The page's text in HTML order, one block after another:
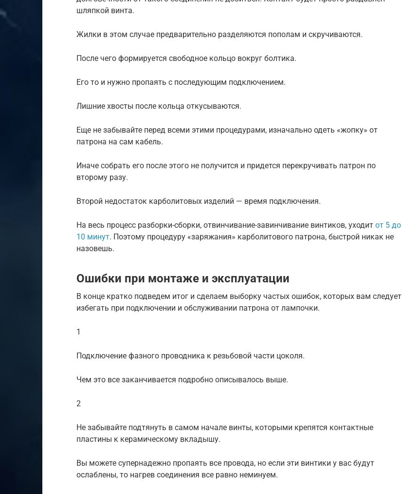
шляпкой винта.
Жилки в этом случае предварительно разделяются пополам и скручиваются.
После чего формируется свободное кольцо вокруг болтика.
Его то и нужно пропаять с последующим подключением.
Лишние хвосты после кольца откусываются.
Еще не забывайте перед всеми этими процедурами, изначально одеть «жопку» от
патрона на сам кабель.
Иначе собрать его после этого не получится и придется перекручивать патрон по
второму разу.
Второй недостаток карболитовых изделий — время подключения.
На весь процесс разборки-сборки, отвинчивание-завинчивание винтиков, уходит от 5 до
10 минут. Поэтому процедуру «заряжания» карболитового патрона, быстрой никак не
назовешь.
Ошибки при монтаже и эксплуатации
В конце кратко подведем итог и сделаем выборку частых ошибок, которых вам следует
избегать при подключении и обслуживании патрона от лампочки.
1
Подключение фазного проводника к резьбовой части цоколя.
Чем это все заканчивается подробно описывалось выше.
2
Не забывайте подтянуть в самом начале винты, которыми крепятся контактные
пластины к керамическому вкладышу.
Вы можете супернадежно пропаять все провода, но если эти винтики у вас будут
ослаблены, то нагрев соединения все равно неминуем.